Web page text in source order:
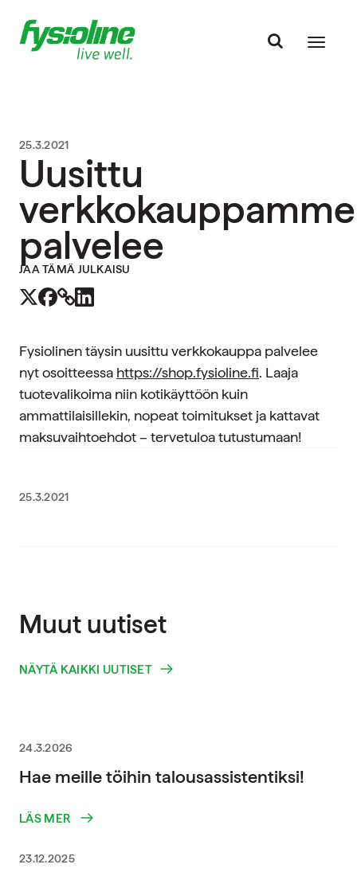
25.3.2021
Uusittu
verkkokauppamme
palvelee
JAA TÄMÄ JULKAISU
Fysiolinen täysin uusittu verkkokauppa palvelee
nyt osoitteessa https://shop.fysioline.fi. Laaja
tuotevalikoima niin kotikäyttöön kuin
ammattilaisillekin, nopeat toimitukset ja kattavat
maksuvaihtoehdot – tervetuloa tutustumaan!
25.3.2021
Muut uutiset
NÄYTÄ KAIKKI UUTISET
24.3.2026
Hae meille töihin talousassistentiksi!
LÄS MER
23.12.2025